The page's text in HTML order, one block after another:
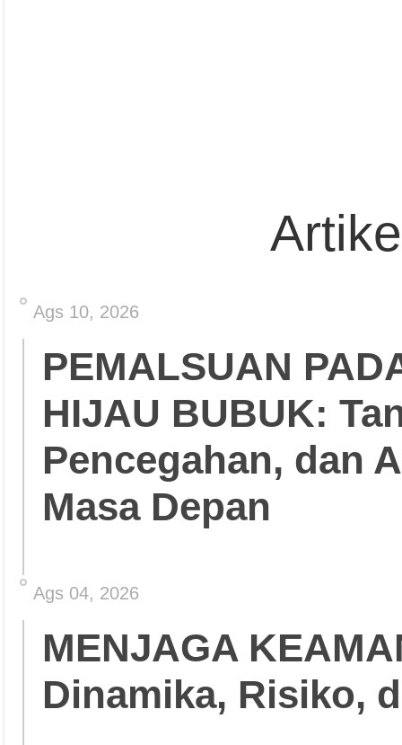
Ags 10, 2026
PEMALSUAN
HIJAU BUBUK:
Pencegahan, dan
Masa Depan
Ags 04, 2026
MENJAGA
Dinamika, Risiko,